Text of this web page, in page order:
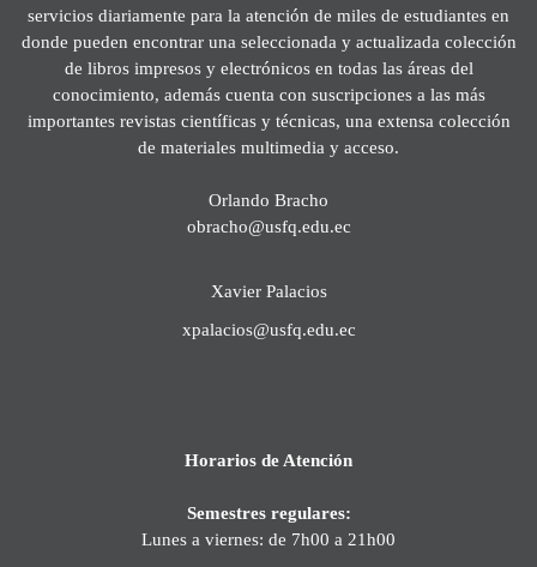
servicios diariamente para la atención de miles de estudiantes en
donde pueden encontrar una seleccionada y actualizada colección
de libros impresos y electrónicos en todas las áreas del
conocimiento, además cuenta con suscripciones a las más
importantes revistas científicas y técnicas, una extensa colección
de materiales multimedia y acceso.
Orlando Bracho
obracho@usfq.edu.ec
Xavier Palacios
xpalacios@usfq.edu.ec
Horarios de Atención
Semestres regulares:
Lunes a viernes: de 7h00 a 21h00